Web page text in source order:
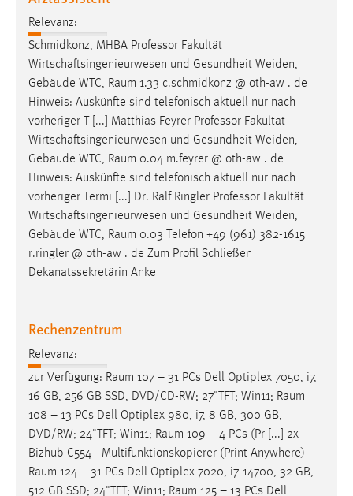
Relevanz:
Schmidkonz, MHBA Professor Fakultät
Wirtschaftsingenieurwesen und Gesundheit Weiden,
Gebäude WTC, Raum 1.33 c.schmidkonz @ oth-aw . de
Hinweis: Auskünfte sind telefonisch aktuell nur nach
vorheriger T [...] Matthias Feyrer Professor Fakultät
Wirtschaftsingenieurwesen und Gesundheit Weiden,
Gebäude WTC, Raum 0.04 m.feyrer @ oth-aw . de
Hinweis: Auskünfte sind telefonisch aktuell nur nach
vorheriger Termi [...] Dr. Ralf Ringler Professor Fakultät
Wirtschaftsingenieurwesen und Gesundheit Weiden,
Gebäude WTC, Raum 0.03 Telefon +49 (961) 382-1615
r.ringler @ oth-aw . de Zum Profil Schließen
Dekanatssekretärin Anke
Rechenzentrum
Relevanz:
zur Verfügung: Raum 107 – 31 PCs Dell Optiplex 7050, i7,
16 GB, 256 GB SSD, DVD/CD-RW; 27"TFT; Win11; Raum
108 – 13 PCs Dell Optiplex 980, i7, 8 GB, 300 GB,
DVD/RW; 24"TFT; Win11; Raum 109 – 4 PCs (Pr [...] 2x
Bizhub C554 - Multifunktionskopierer (Print Anywhere)
Raum 124 – 31 PCs Dell Optiplex 7020, i7-14700, 32 GB,
512 GB SSD; 24"TFT; Win11; Raum 125 – 13 PCs Dell